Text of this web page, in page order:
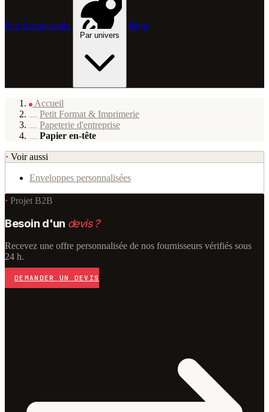
Éco Responsable
Par univers
Blog
Accueil
Petit Format & Imprimerie
Papeterie d'entreprise
Papier en-tête
· Voir aussi
Enveloppes personnalisées
· Projet B2B
Besoin d'un devis ?
Recevez une offre personnalisée de nos fournisseurs vérifiés sous
24 h.
DEMANDER UN DEVIS